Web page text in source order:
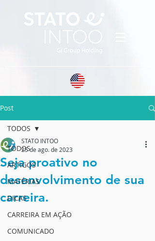
Post
TODOS
ARTIGOS
MATÉRIAS
DICAS
CARREIRA EM AÇÃO
COMUNICADO
TODOS
Seja proativo no
desenvolvimento de sua
carreira.
STATO INTOO
25 de ago. de 2023